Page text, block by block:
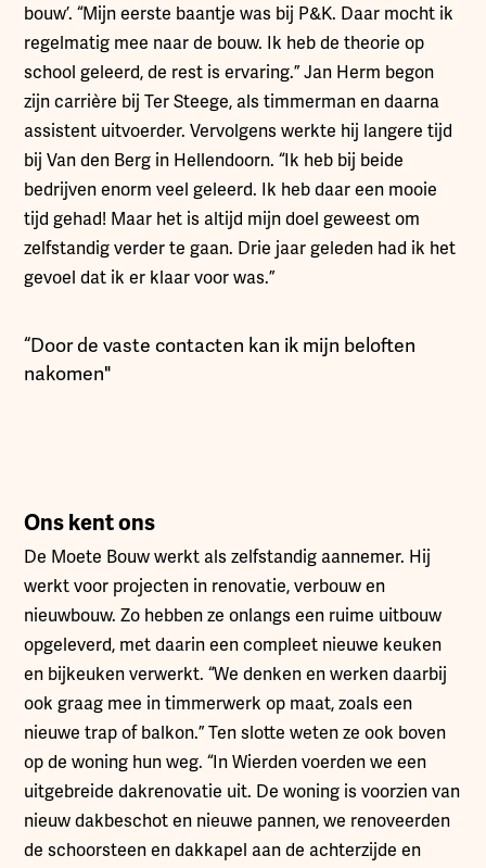
bouw’. “Mijn eerste baantje was bij P&K. Daar mocht ik
regelmatig mee naar de bouw. Ik heb de theorie op
school geleerd, de rest is ervaring.” Jan Herm begon
zijn carrière bij Ter Steege, als timmerman en daarna
assistent uitvoerder. Vervolgens werkte hij langere tijd
bij Van den Berg in Hellendoorn. “Ik heb bij beide
bedrijven enorm veel geleerd. Ik heb daar een mooie
tijd gehad! Maar het is altijd mijn doel geweest om
zelfstandig verder te gaan. Drie jaar geleden had ik het
gevoel dat ik er klaar voor was.”
“Door de vaste contacten kan ik mijn beloften
nakomen"
Ons kent ons
De Moete Bouw werkt als zelfstandig aannemer. Hij
werkt voor projecten in renovatie, verbouw en
nieuwbouw. Zo hebben ze onlangs een ruime uitbouw
opgeleverd, met daarin een compleet nieuwe keuken
en bijkeuken verwerkt. “We denken en werken daarbij
ook graag mee in timmerwerk op maat, zoals een
nieuwe trap of balkon.” Ten slotte weten ze ook boven
op de woning hun weg. “In Wierden voerden we een
uitgebreide dakrenovatie uit. De woning is voorzien van
nieuw dakbeschot en nieuwe pannen, we renoveerden
de schoorsteen en dakkapel aan de achterzijde en